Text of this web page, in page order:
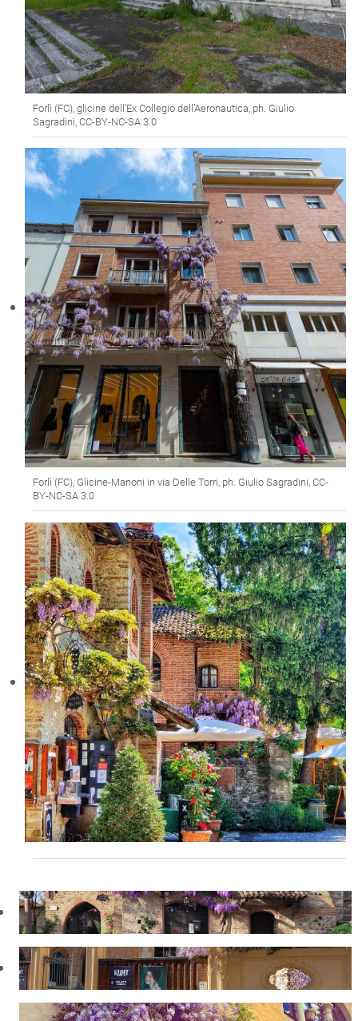
Forlì (FC), glicine dell’Ex Collegio dell’Aeronautica, ph. Giulio
Sagradini, CC-BY-NC-SA 3.0
Forlì (FC), Glicine-Manoni in via Delle Torri, ph. Giulio Sagradini, CC-
BY-NC-SA 3.0